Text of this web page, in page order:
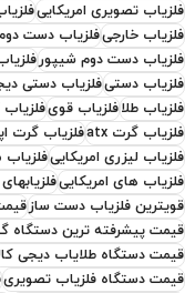
فلزیاب تصویری امریکایی
فلزیاب خارجیفلزیاب دست دوم
فلزیاب دست دوم شیپور
فلزیاب دستیفلزیاب دستی
فلزیاب طلافلزیاب قویفلزیاب
فلزیاب گرت atx
فلزیاب گرت
فلزیاب لیزری امریکاییفلزیاب
فلزیاب های امریکایی
قویترین فلزیاب دست ساز
قیمت پیشرفته ترین دستگاه
قیمت دستگاه طلایاب دیجی
قیمت دستگاه فلزیاب تصویری